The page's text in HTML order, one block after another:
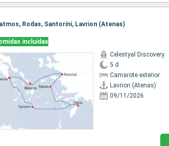
Rodas, Santoríni, Lavrion (Atenas)
incluidas
Celestyal Discovery
5 d
Camarote exterior
Lavrion (Atenas)
09/11/2026